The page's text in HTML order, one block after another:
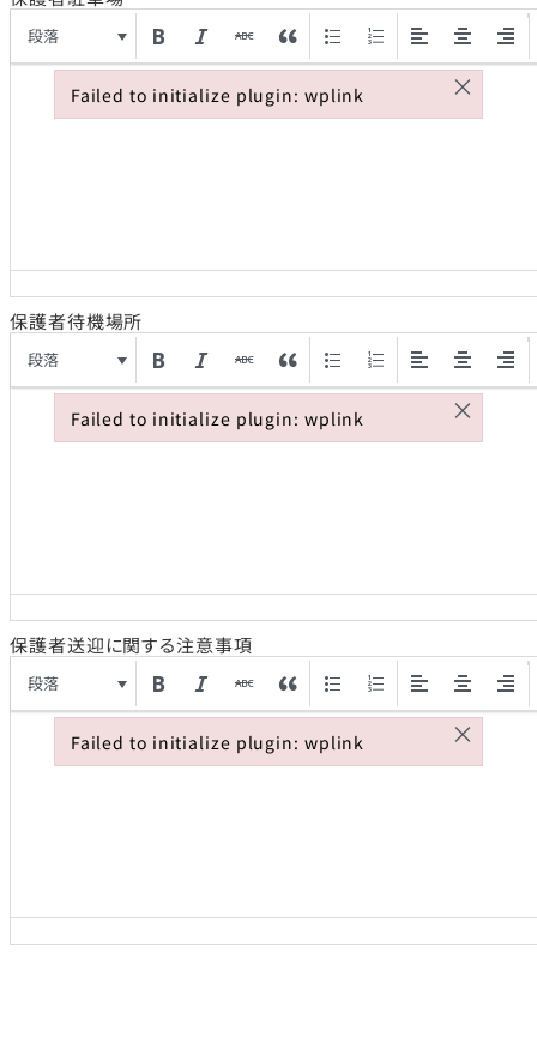
段落
保護者待機場所
段落
保護者送迎に関する注意事項
段落
Failed to initialize plugin: wplink ×
Failed to initialize plugin: wplink
Failed to initialize plugin: wplink ×
Failed to initialize plugin: wplink
Failed to initialize plugin: wplink ×
Failed to initialize plugin: wplink